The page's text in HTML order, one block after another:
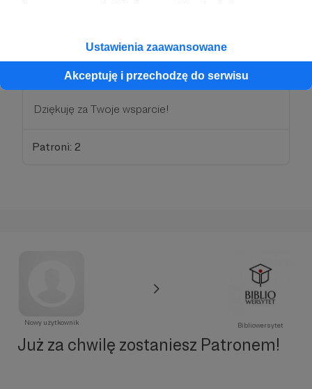
Ustawienia zaawansowane
Akceptuję i przechodzę do serwisu
100 zł miesięcznie
Dziękuję za Twoje wsparcie!
Patroni: 2
Nowy użytkownik Bibliowersytet
Już za chwilę zostaniesz Patronem!